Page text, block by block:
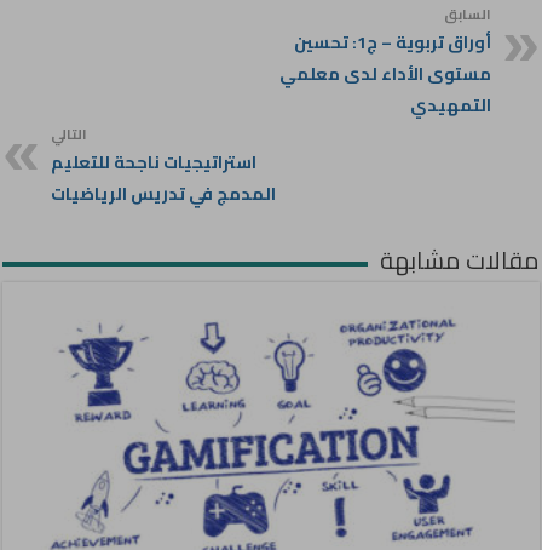
السابق
أوراق تربوية – ج1: تحسين
مستوى الأداء لدى معلمي
التمهيدي​
التالي
استراتيجيات ناجحة للتعليم
المدمج في تدريس الرياضيات
مقالات مشابهة